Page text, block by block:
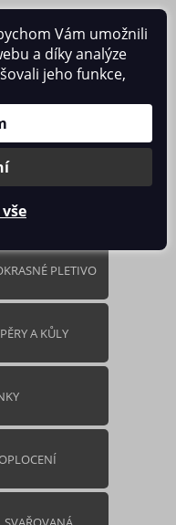
PLETIVO
A KŮLY
Vám umožnili
a díky analýze
jeho funkce,